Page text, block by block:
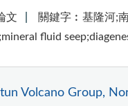
文
關鍵字︰基隆河;
fluid
Volcano Group,